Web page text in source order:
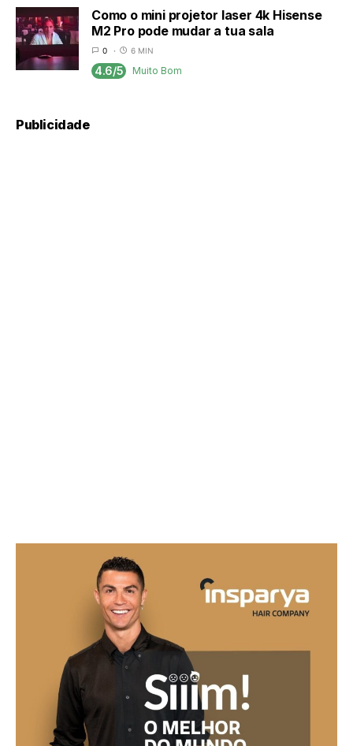
Como o mini projetor laser 4k Hisense
M2 Pro pode mudar a tua sala
0 6 MIN
4.6/5 Muito Bom
Publicidade